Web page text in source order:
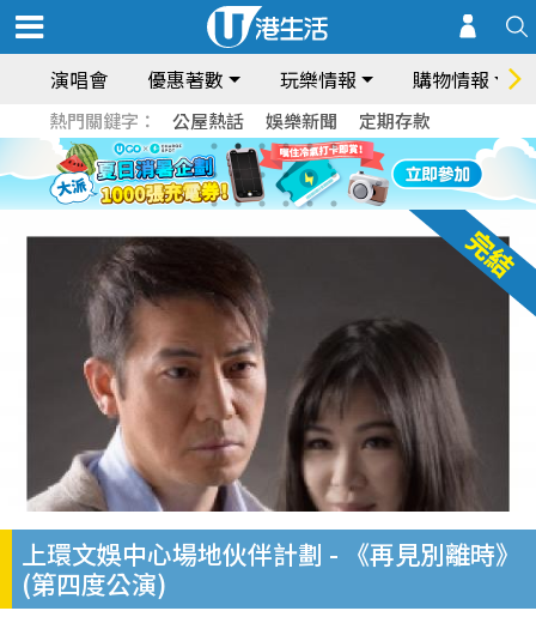
演唱會 優惠著數 玩樂情報 購物情報
熱門關鍵字： 公屋熱話 娛樂新聞 定期存款
上環文娛中心場地伙伴計劃 - 《再見別離時》
(第四度公演)